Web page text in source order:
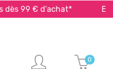
99 € d’achat*
0